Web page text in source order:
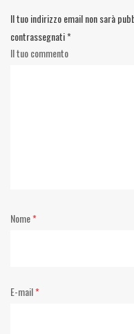
Il tuo indirizzo email non sarà
contrassegnati*
Il tuo commento
Nome*
E-mail*